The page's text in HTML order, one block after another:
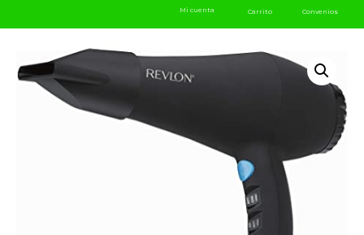
Mi cuenta Carrito Convenios